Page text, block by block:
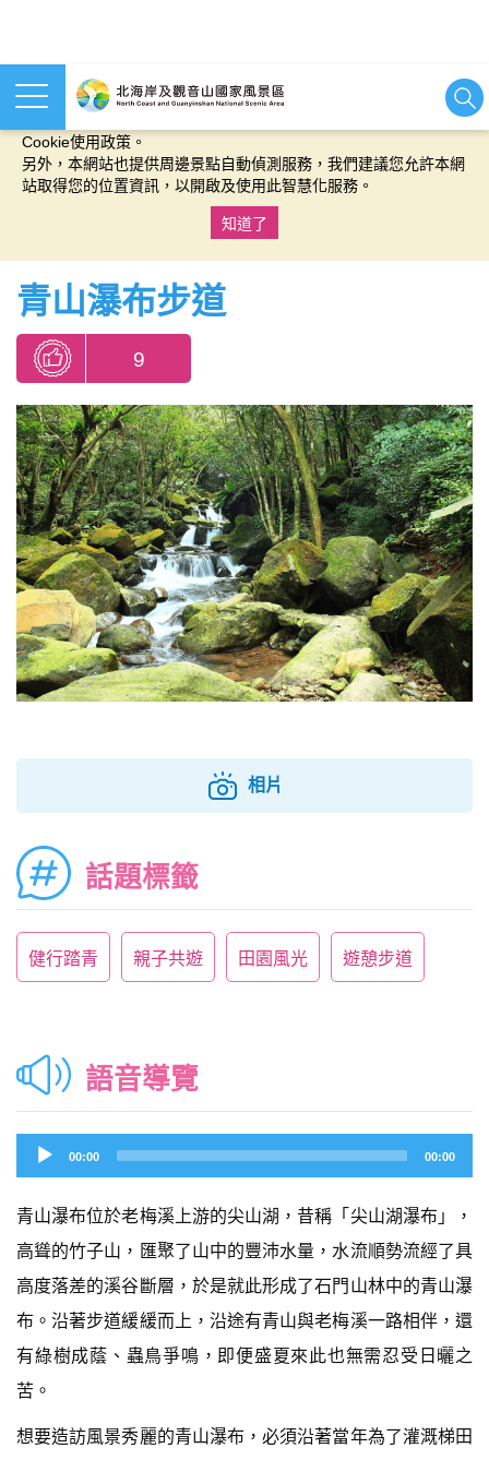
本網站使用cookies等相關技術以持續優化網站服務，並有助於為
Cookie使用政策。
另外，本網站也提供周邊景點自動偵測服務，我們建議您允許本網
站取得您的位置資訊，以開啟及使用此智慧化服務。
知道了
青山瀑布步道
9
相片
話題標籤
健行踏青 親子共遊 田園風光 遊憩步道
語音導覽
Audio
Player
00:00 00:00
青山瀑布位於老梅溪上游的尖山湖，昔稱「尖山湖瀑布」，
高聳的竹子山，匯聚了山中的豐沛水量，水流順勢流經了具
高度落差的溪谷斷層，於是就此形成了石門山林中的青山瀑
布。沿著步道緩緩而上，沿途有青山與老梅溪一路相伴，還
有綠樹成蔭、蟲鳥爭鳴，即便盛夏來此也無需忍受日曬之
苦。
想要造訪風景秀麗的青山瀑布，必須沿著當年為了灌溉梯田